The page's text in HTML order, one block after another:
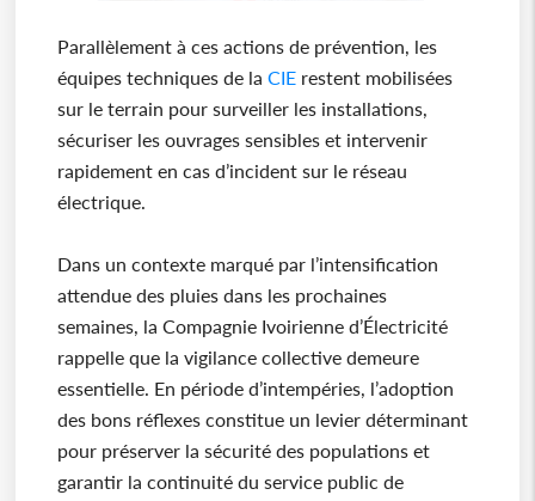
Parallèlement à ces actions de prévention, les
équipes techniques de la CIErestent mobilisées
sur le terrain pour surveiller les installations,
sécuriser les ouvrages sensibles et intervenir
rapidement en cas d’incident sur le réseau
électrique.
Dans un contexte marqué par l’intensification
attendue des pluies dans les prochaines
semaines, la Compagnie Ivoirienne d’Électricité
rappelle que la vigilance collective demeure
essentielle. En période d’intempéries, l’adoption
des bons réflexes constitue un levier déterminant
pour préserver la sécurité des populations et
garantir la continuité du service public de